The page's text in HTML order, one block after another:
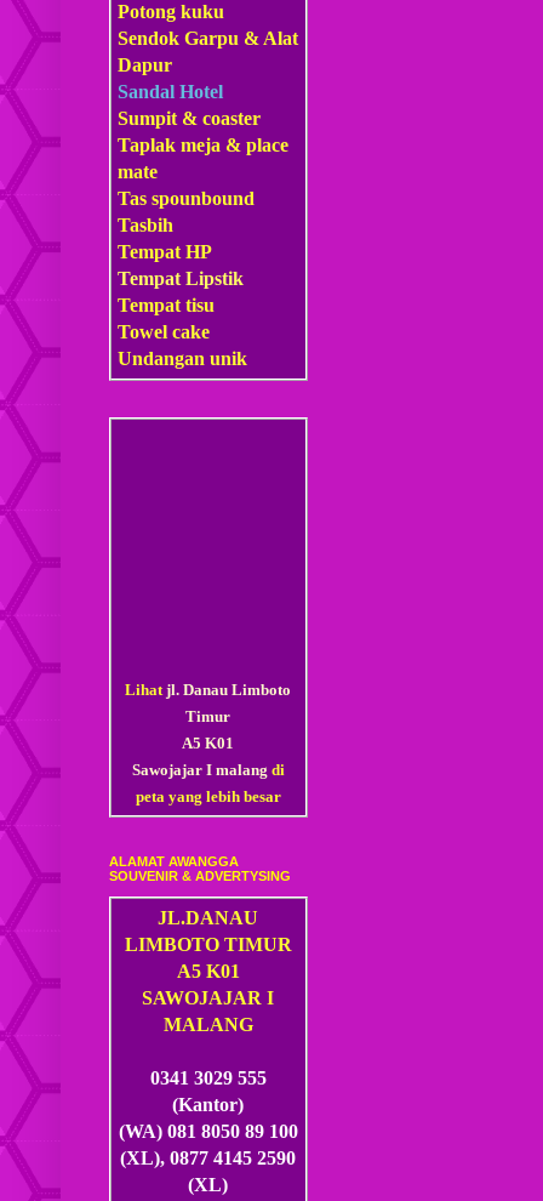
Potong kuku
Sendok Garpu & Alat
Dapur
Sandal Hotel
Sumpit & coaster
Taplak meja & place
mate
Tas spounbound
Tasbih
Tempat HP
Tempat Lipstik
Tempat tisu
Towel cake
Undangan unik
Lihatjl. Danau Limboto
Timur
A5 K01
Sawojajar I malang di
peta yang lebih besar
ALAMAT AWANGGA
SOUVENIR & ADVERTYSING
JL.DANAU
LIMBOTO TIMUR
A5 K01
SAWOJAJAR I
MALANG
0341 3029 555
(Kantor)
(WA) 081 8050 89 100
(XL), 0877 4145 2590
(XL)